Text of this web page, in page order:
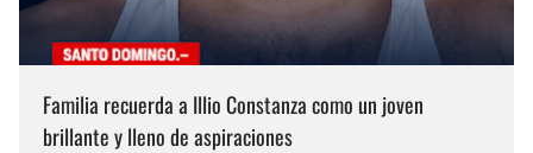
Familia recuerda a Illio Constanza como un joven
brillante y lleno de aspiraciones